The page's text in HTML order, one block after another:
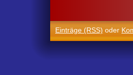
Einträge (RSS) oder